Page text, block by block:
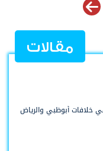
مقالات
خلافات أبوظبي والرياض